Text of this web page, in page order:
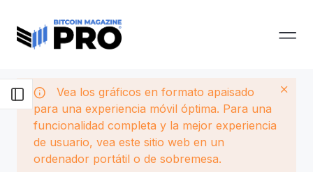
Vea los gráficos en formato apaisado
para una experiencia móvil óptima. Para una
funcionalidad completa y la mejor experiencia
de usuario, vea este sitio web en un
ordenador portátil o de sobremesa.